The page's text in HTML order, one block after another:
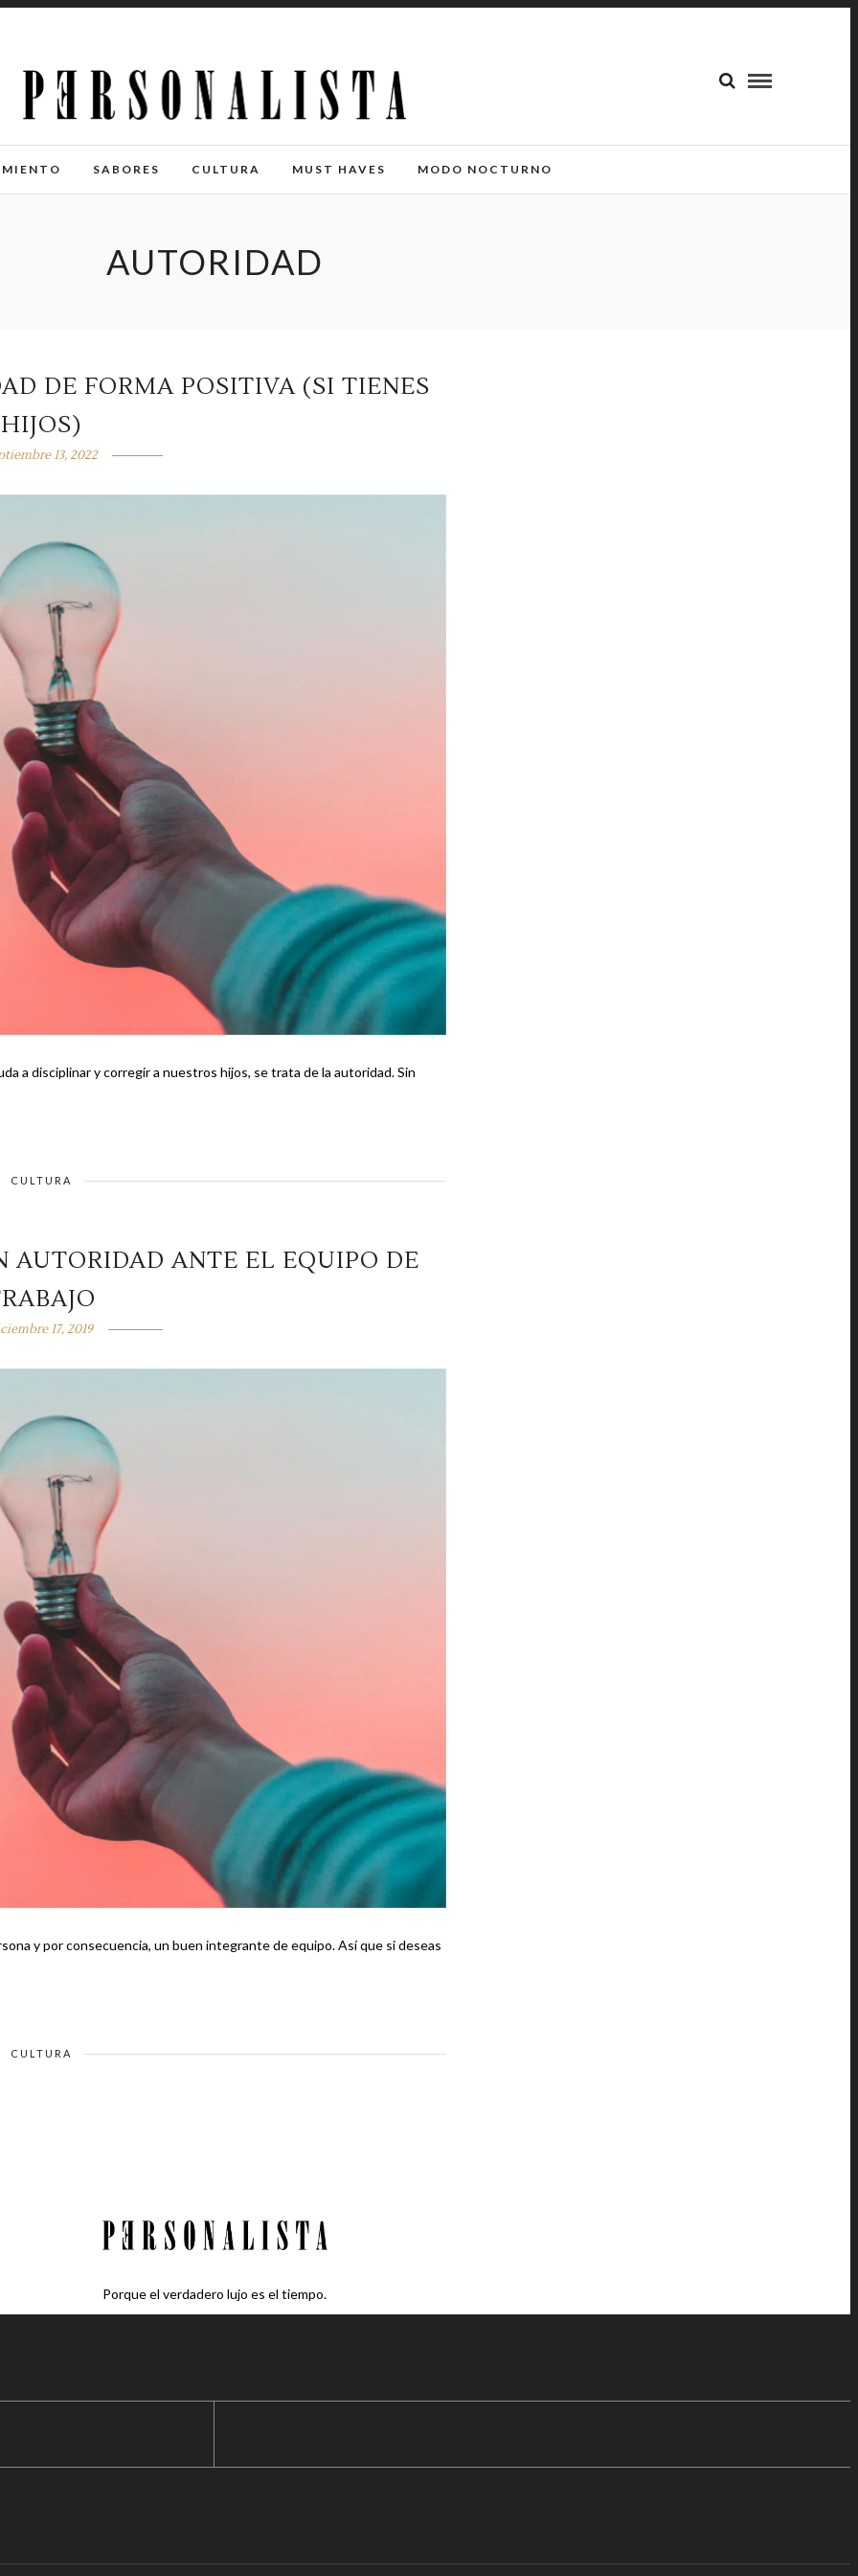
SABORES CULTURA MUST HAVES MODO NOCTURNO
AUTORIDAD
DE FORMA POSITIVA (SI TIENES
HIJOS)
13, 2022
a disciplinar y corregir a nuestros hijos, se trata de la autoridad. Sin
CULTURA
AUTORIDAD ANTE EL EQUIPO DE
17, 2019
consecuencia, un buen integrante de equipo. Así que si deseas
CULTURA
Porque el verdadero lujo es el tiempo.